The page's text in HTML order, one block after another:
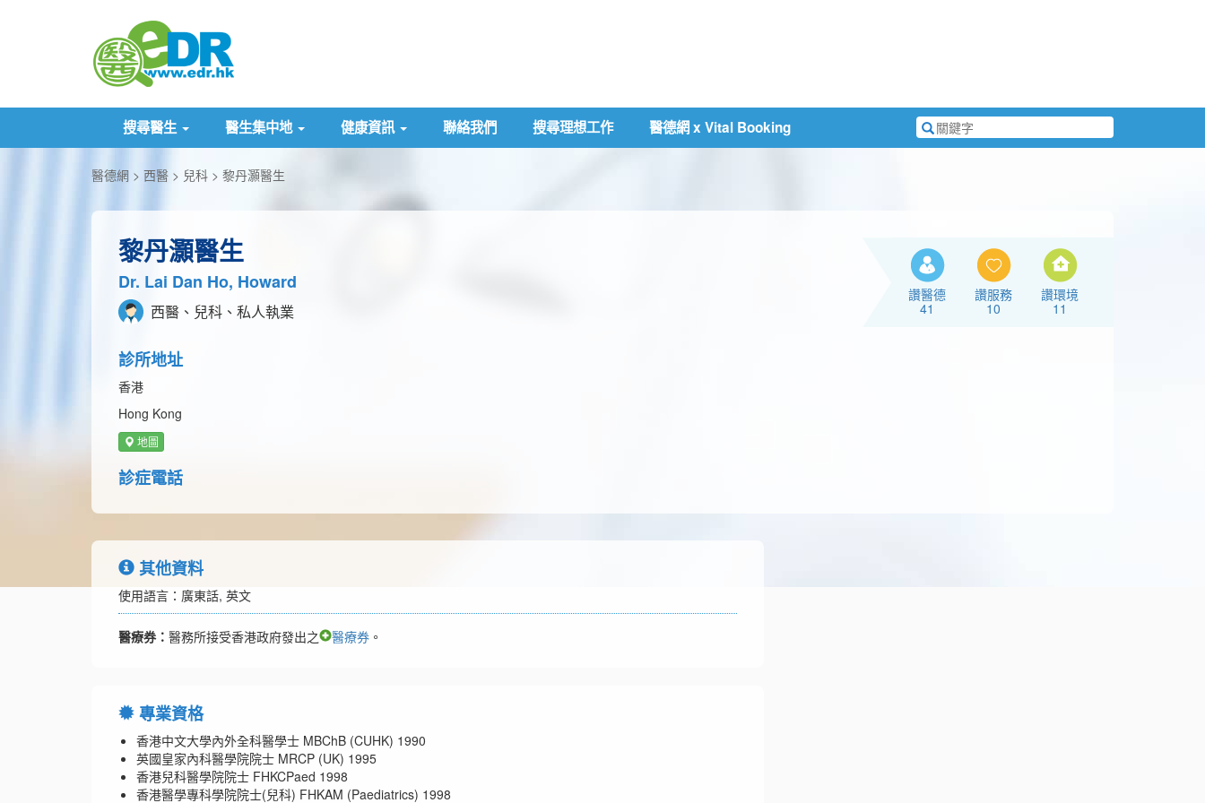
搜尋醫生 醫生集中地 健康資訊 聯絡我們 搜尋理想工作 醫德網 x Vital Booking
搜
尋
醫德網 西醫 兒科 黎丹灝醫生
黎丹灝醫生
Dr. Lai Dan Ho, Howard
西醫、兒科、私人執業
診所地址
香港
Hong Kong
地圖
診症電話
讚醫德
41
讚服務
10
讚環境
11
其他資料
使用語言：廣東話, 英文
醫療券： 醫務所接受香港政府發出之 醫療券 。
專業資格
香港中文大學內外全科醫學士 MBChB (CUHK) 1990
英國皇家內科醫學院院士 MRCP (UK) 1995
香港兒科醫學院院士 FHKCPaed 1998
香港醫學專科學院院士(兒科) FHKAM (Paediatrics) 1998